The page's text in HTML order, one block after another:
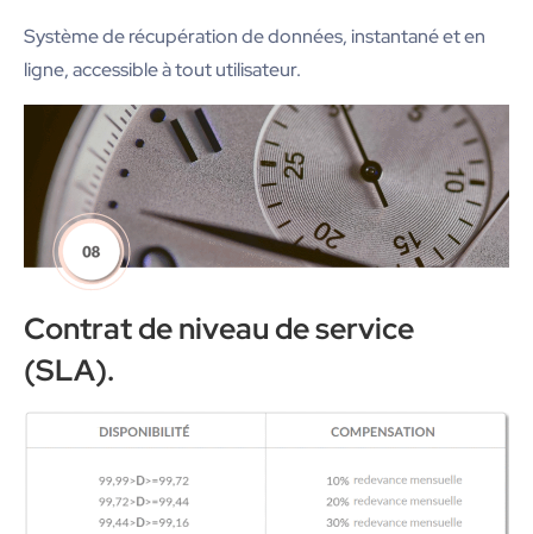
Système de récupération de données, instantané et en
ligne, accessible à tout utilisateur.
Contrat de niveau de service
(SLA).